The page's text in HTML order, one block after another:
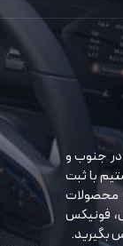
جنوب و
با ثبت
محصولات
فونیکس